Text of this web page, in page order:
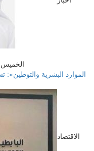
الخميس 06 أغسطس 2026 02:14 صباحاً
الاقتصاد